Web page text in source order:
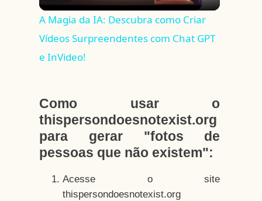
Video
A Magia da IA: Descubra como Criar
Vídeos Surpreendentes com Chat GPT
e InVideo!
Como usar o
thispersondoesnotexist.org
para gerar "fotos de
pessoas que não existem":
Acesse o site
thispersondoesnotexist.org